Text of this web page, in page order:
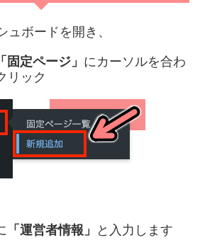
ボードを開き、
「固定ページ」 にカーソルを合わ
リック
「運営者情報」 と入力します